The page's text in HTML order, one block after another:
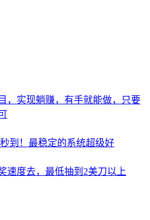
，实现躺赚，有手就能做，只要
到！最稳定的系统超级好
速度去，最低抽到2美刀以上